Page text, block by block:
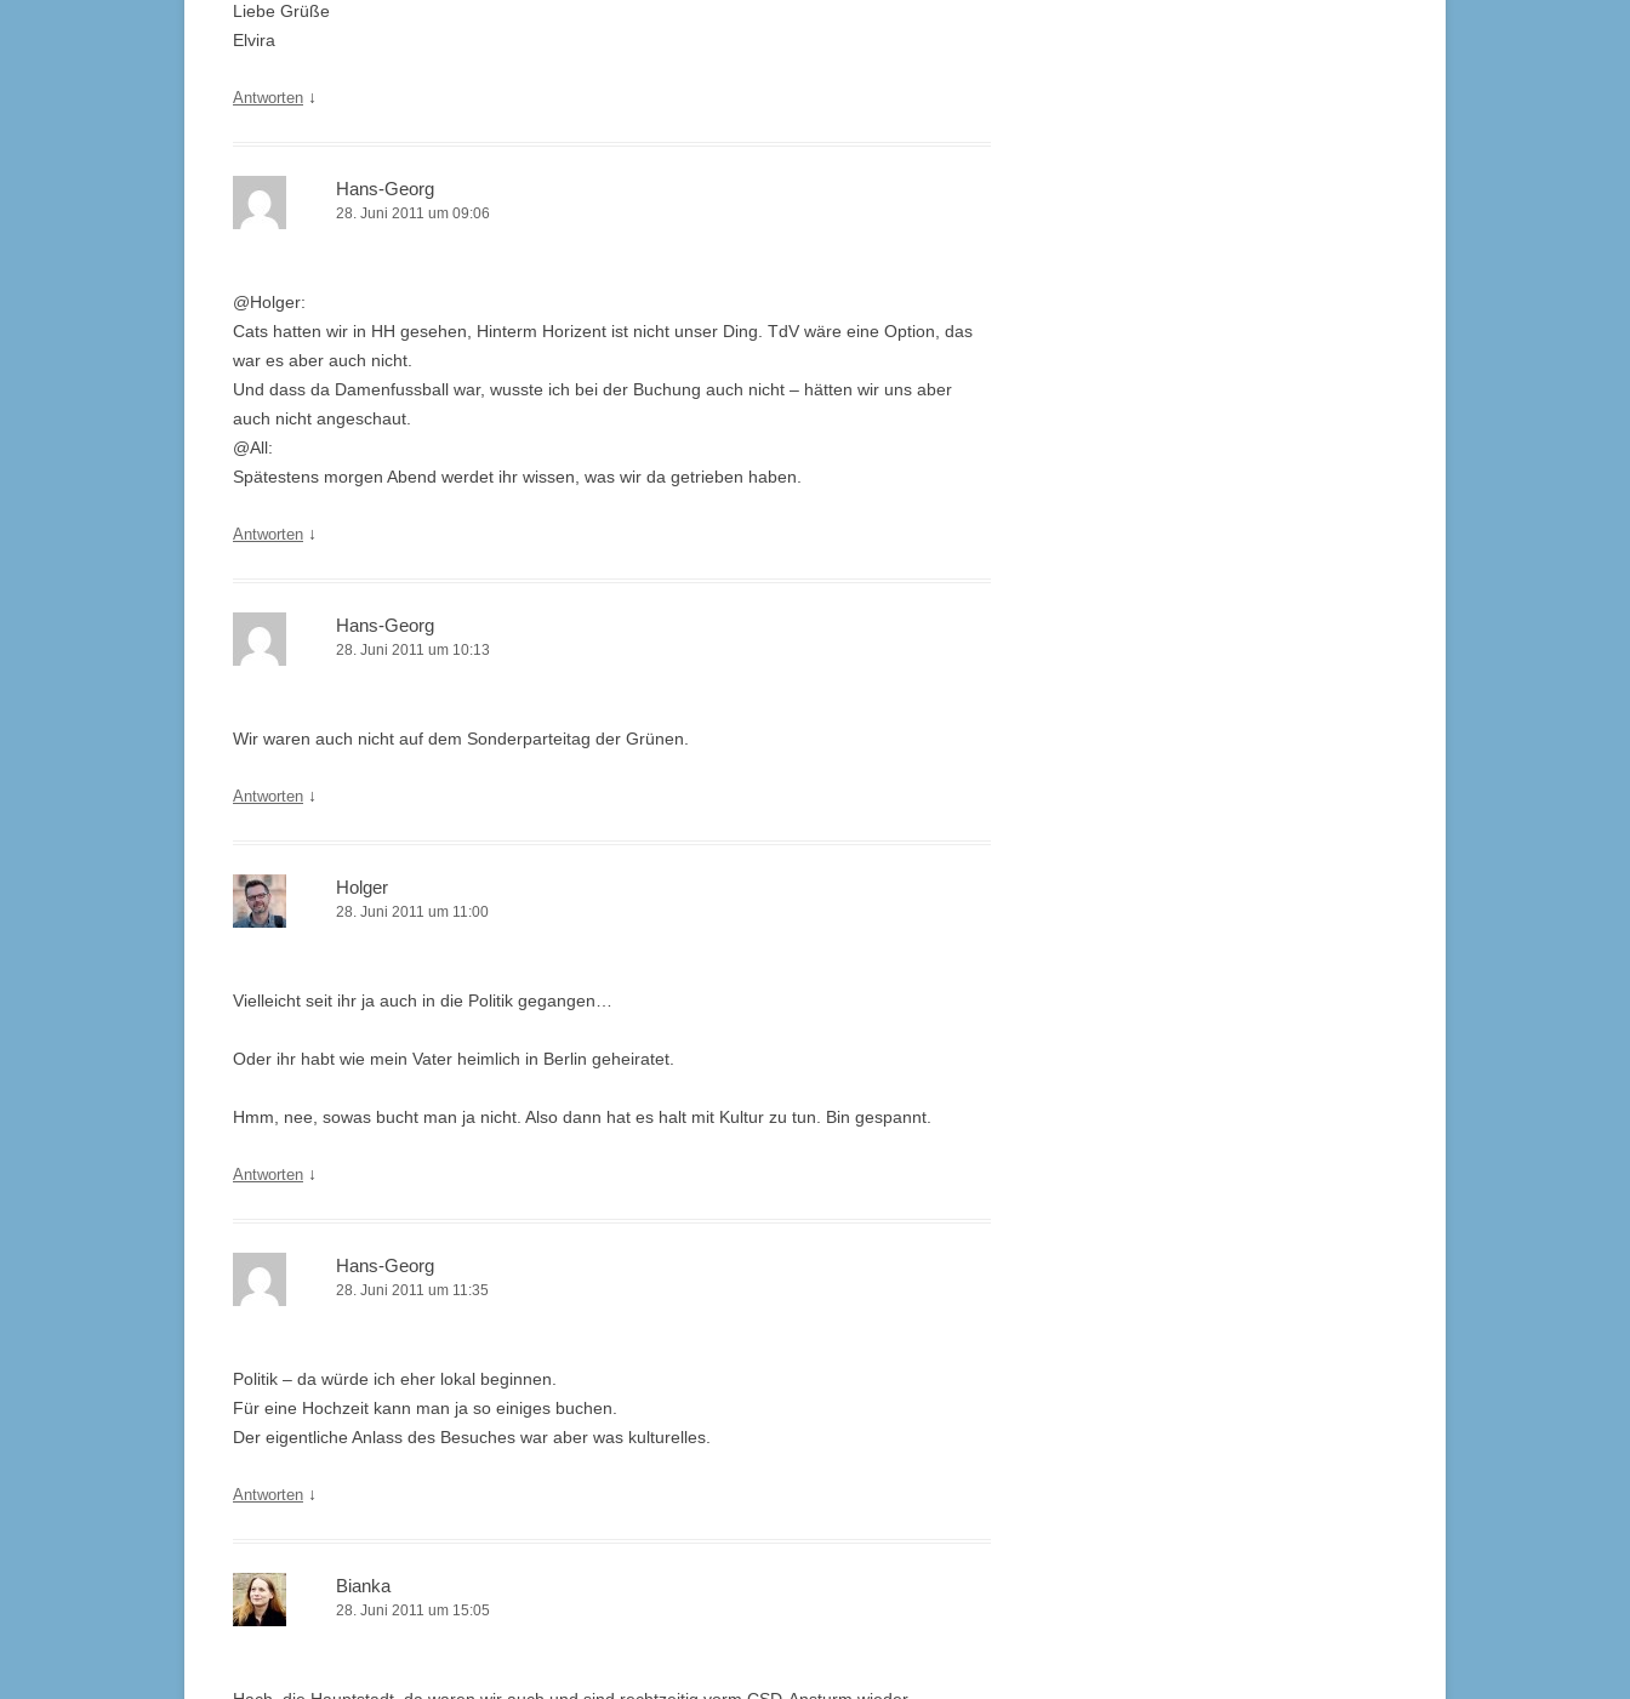
Liebe Grüße
Elvira
Antworten ↓
Hans-Georg
28. Juni 2011 um 09:06
@Holger:
Cats hatten wir in HH gesehen, Hinterm Horizent ist nicht unser Ding. TdV wäre eine Option, das
war es aber auch nicht.
Und dass da Damenfussball war, wusste ich bei der Buchung auch nicht – hätten wir uns aber
auch nicht angeschaut.
@All:
Spätestens morgen Abend werdet ihr wissen, was wir da getrieben haben.
Antworten ↓
Hans-Georg
28. Juni 2011 um 10:13
Wir waren auch nicht auf dem Sonderparteitag der Grünen.
Antworten ↓
Holger
28. Juni 2011 um 11:00
Vielleicht seit ihr ja auch in die Politik gegangen…
Oder ihr habt wie mein Vater heimlich in Berlin geheiratet.
Hmm, nee, sowas bucht man ja nicht. Also dann hat es halt mit Kultur zu tun. Bin gespannt.
Antworten ↓
Hans-Georg
28. Juni 2011 um 11:35
Politik – da würde ich eher lokal beginnen.
Für eine Hochzeit kann man ja so einiges buchen.
Der eigentliche Anlass des Besuches war aber was kulturelles.
Antworten ↓
Bianka
28. Juni 2011 um 15:05